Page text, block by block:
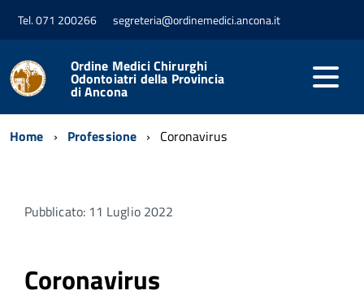
Tel. 071 200266 segreteria@ordinemedici.ancona.it
Ordine Medici Chirurghi
Odontoiatri della Provincia
di Ancona
Home Professione Coronavirus
Pubblicato: 11 Luglio 2022
Coronavirus